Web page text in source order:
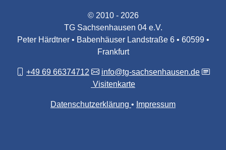
© 2010 - 2026
TG Sachsenhausen 04 e.V.
Peter Härdtner • Babenhäuser Landstraße 6 • 60599 •
Frankfurt
+49 69 66374712
info@tg-sachsenhausen.de
Visitenkarte
Datenschutzerklärung Impressum